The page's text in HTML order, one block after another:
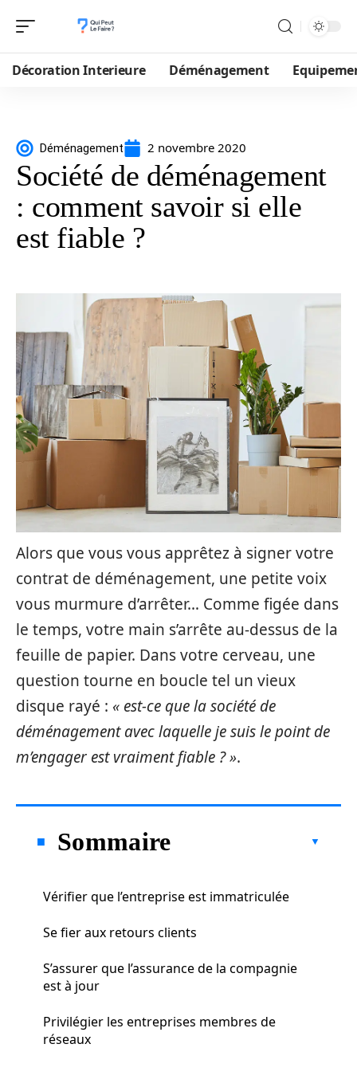
Décoration Interieure Déménagement
Déménagement 2 novembre 2020
Société de déménagement
: comment savoir si elle
est fiable ?
Alors que vous vous apprêtez à signer votre
contrat de déménagement, une petite voix
vous murmure d’arrêter… Comme figée dans
le temps, votre main s’arrête au-dessus de la
feuille de papier. Dans votre cerveau, une
question tourne en boucle tel un vieux
disque rayé : « est-ce que la société de
déménagement avec laquelle je suis le point de
m’engager est vraiment fiable ? ».
Sommaire
Vérifier que l’entreprise est immatriculée
Se fier aux retours clients
S’assurer que l’assurance de la compagnie
est à jour
Privilégier les entreprises membres de
réseaux